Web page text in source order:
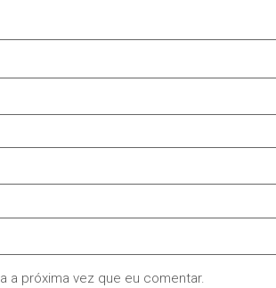
a próxima vez que eu comentar.